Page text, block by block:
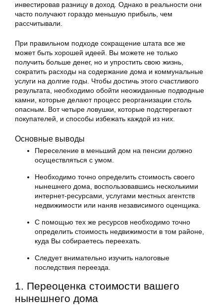
инвестировав разницу в доход. Однако в реальности они
часто получают гораздо меньшую прибыль, чем
рассчитывали.
При правильном подходе сокращение штата все же
может быть хорошей идеей. Вы можете не только
получить больше денег, но и упростить свою жизнь,
сократить расходы на содержание дома и коммунальные
услуги на долгие годы. Чтобы достичь этого счастливого
результата, необходимо обойти неожиданные подводные
камни, которые делают процесс реорганизации столь
опасным. Вот четыре ловушки, которые подстерегают
покупателей, и способы избежать каждой из них.
Основные выводы
Переселение в меньший дом на пенсии должно
осуществляться с умом.
Необходимо точно определить стоимость своего
нынешнего дома, воспользовавшись несколькими
интернет-ресурсами, услугами местных агентств
недвижимости или наняв независимого оценщика.
С помощью тех же ресурсов необходимо точно
определить стоимость недвижимости в том районе,
куда Вы собираетесь переехать.
Следует внимательно изучить налоговые
последствия переезда.
1. Переоценка стоимости вашего
нынешнего дома